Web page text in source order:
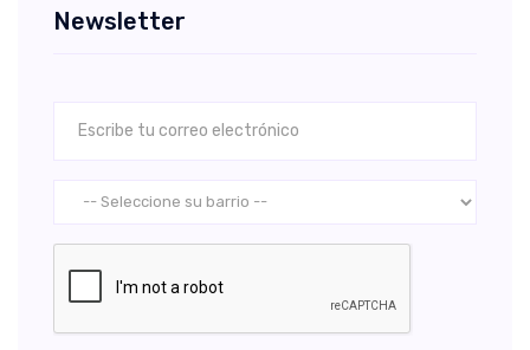
Newsletter